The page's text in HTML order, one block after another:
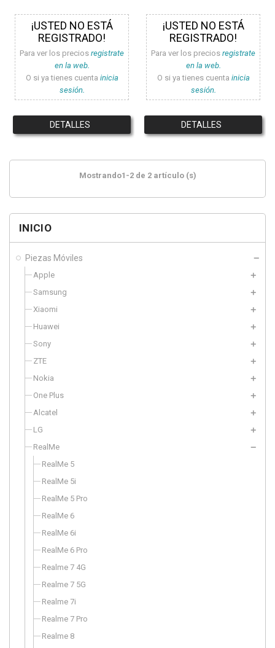
INICIO
Piezas Móviles
Apple
Samsung
Xiaomi
Huawei
Sony
ZTE
Nokia
One Plus
Alcatel
LG
RealMe
RealMe 5
RealMe 5i
RealMe 5 Pro
RealMe 6
RealMe 6i
RealMe 6 Pro
Realme 7 4G
Realme 7 5G
Realme 7i
Realme 7 Pro
Realme 8
¡USTED NO ESTÁ
REGISTRADO!
Para ver los precios registrate
en la web.
O si ya tienes cuenta inicia
sesión.
DETALLES
¡USTED NO ESTÁ
REGISTRADO!
Para ver los precios registrate
en la web.
O si ya tienes cuenta inicia
sesión.
DETALLES
Mostrando1-2 de 2 artículo (s)